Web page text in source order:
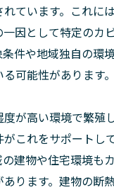
ています。これに
因として特定のカ
件や地域独自の環
可能性があります。
度が高い環境で繁殖
これをサポートし
の建物や住宅環境も
ります。建物の断